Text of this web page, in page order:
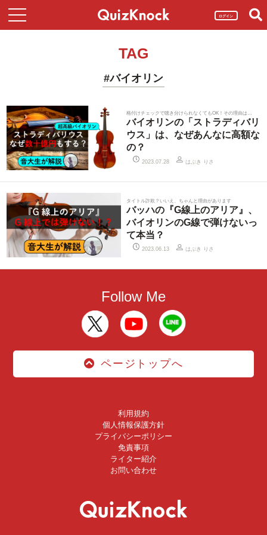
ログイン
TAG
#バイオリン
格付けチェックで聴き分けられなくてもOK！その理由は…
バイオリンの「ストラディバリ
ウス」は、なぜあんなに高額な
の？
2023.07.28 はぶき りさ
タイトル詐欺？いいえ、ちゃんと理由があります
バッハの『G線上のアリア』、
バイオリンのG線で弾けないっ
て本当？
2023.06.13 はぶき りさ
Follow Me
ページトップへ
利用規約
個人情報保護方針
プライバシーポリシー
免責事項
ライター紹介
お問い合わせ